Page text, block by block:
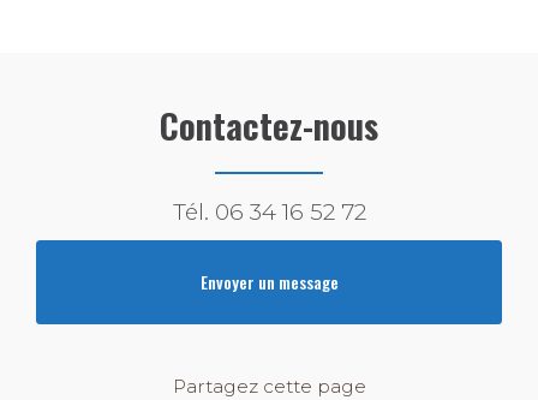
Contactez-nous
Tél. 06 34 16 52 72
Envoyer un message
Partagez cette page